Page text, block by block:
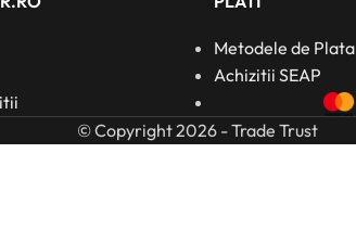
Metodele de Plata
Achizitii SEAP
© Copyright 2026 - Trade Trust